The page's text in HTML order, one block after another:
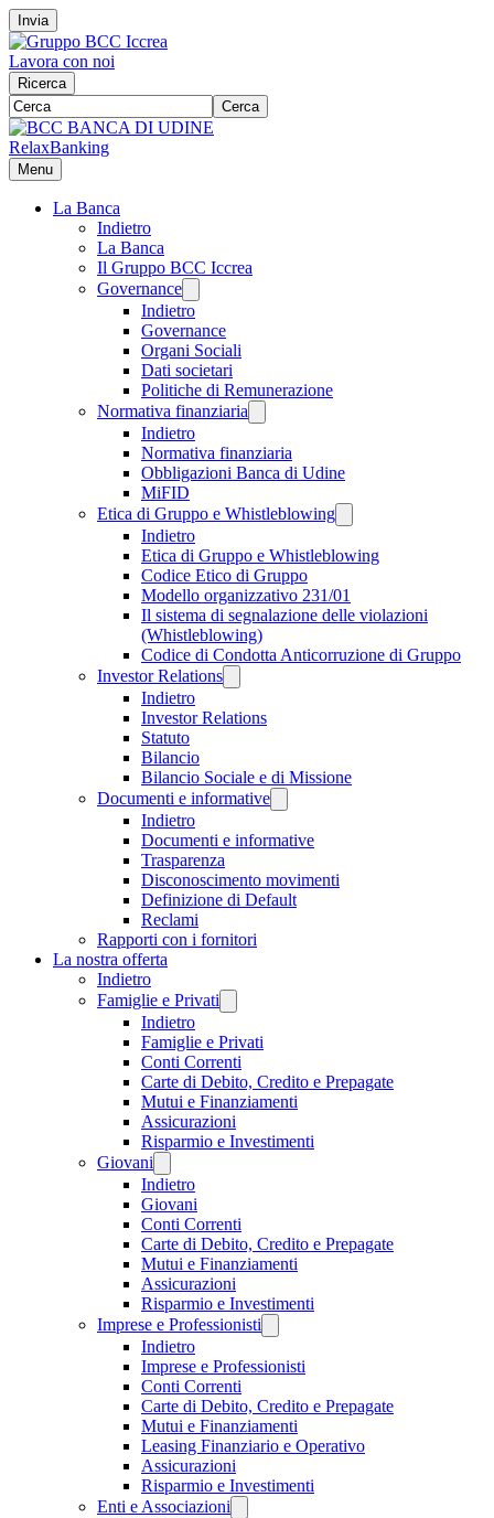
Invia
Lavora con noi
Ricerca
Cerca
RelaxBanking
Menu
La Banca
Indietro
La Banca
Il Gruppo BCC Iccrea
Governance
Indietro
Governance
Organi Sociali
Dati societari
Politiche di Remunerazione
Normativa finanziaria
Indietro
Normativa finanziaria
Obbligazioni Banca di Udine
MiFID
Etica di Gruppo e Whistleblowing
Indietro
Etica di Gruppo e Whistleblowing
Codice Etico di Gruppo
Modello organizzativo 231/01
Il sistema di segnalazione delle violazioni
(Whistleblowing)
Codice di Condotta Anticorruzione di Gruppo
Investor Relations
Indietro
Investor Relations
Statuto
Bilancio
Bilancio Sociale e di Missione
Documenti e informative
Indietro
Documenti e informative
Trasparenza
Disconoscimento movimenti
Definizione di Default
Reclami
Rapporti con i fornitori
La nostra offerta
Indietro
Famiglie e Privati
Indietro
Famiglie e Privati
Conti Correnti
Carte di Debito, Credito e Prepagate
Mutui e Finanziamenti
Assicurazioni
Risparmio e Investimenti
Giovani
Indietro
Giovani
Conti Correnti
Carte di Debito, Credito e Prepagate
Mutui e Finanziamenti
Assicurazioni
Risparmio e Investimenti
Imprese e Professionisti
Indietro
Imprese e Professionisti
Conti Correnti
Carte di Debito, Credito e Prepagate
Mutui e Finanziamenti
Leasing Finanziario e Operativo
Assicurazioni
Risparmio e Investimenti
Enti e Associazioni